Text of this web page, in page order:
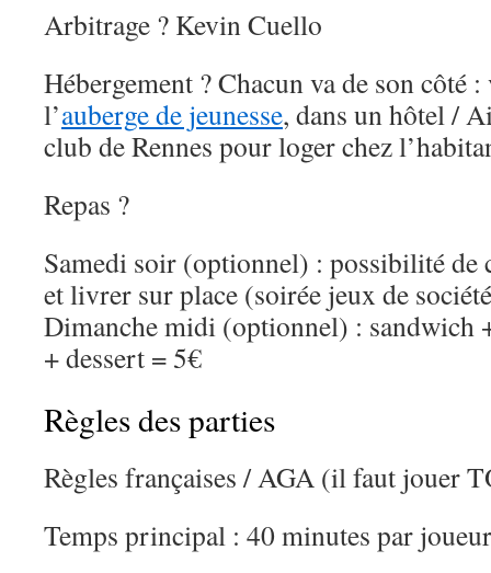
Arbitrage ? Kevin Cuello
Hébergement ? Chacun va de son côté
l’auberge de jeunesse, dans un hôtel /
club de Rennes pour loger chez
Repas ?
Samedi soir (optionnel) : possibilité de
et livrer sur place (soirée jeux de
Dimanche midi (optionnel) : sandwich
+ dessert = 5€
Règles des parties
Règles françaises / AGA (il faut jouer
Temps principal : 40 minutes par joueur